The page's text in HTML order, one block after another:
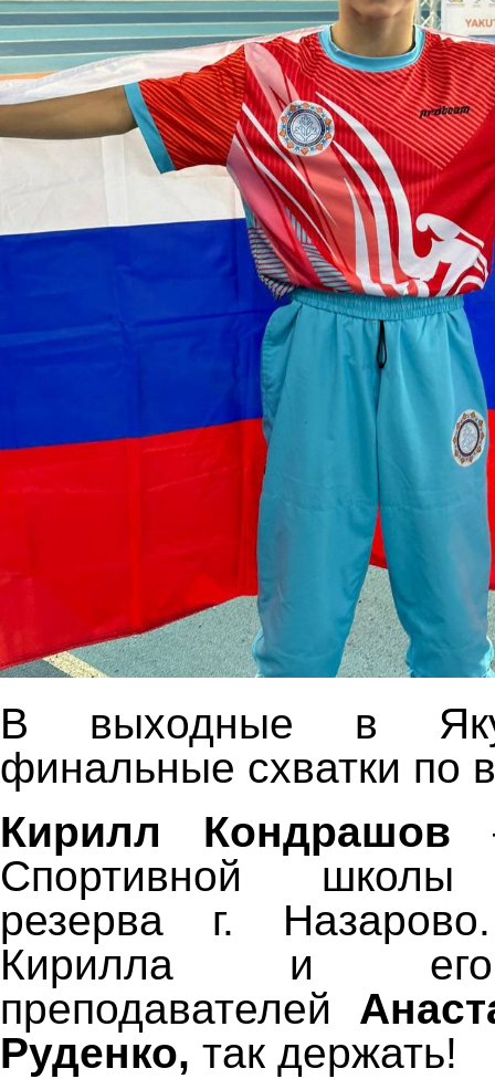
В выходные в
финальные схватки по
Кирилл Кондрашов
Спортивной школы
резерва г.
Кирилла и его
преподавателей
Руденко, так держать!